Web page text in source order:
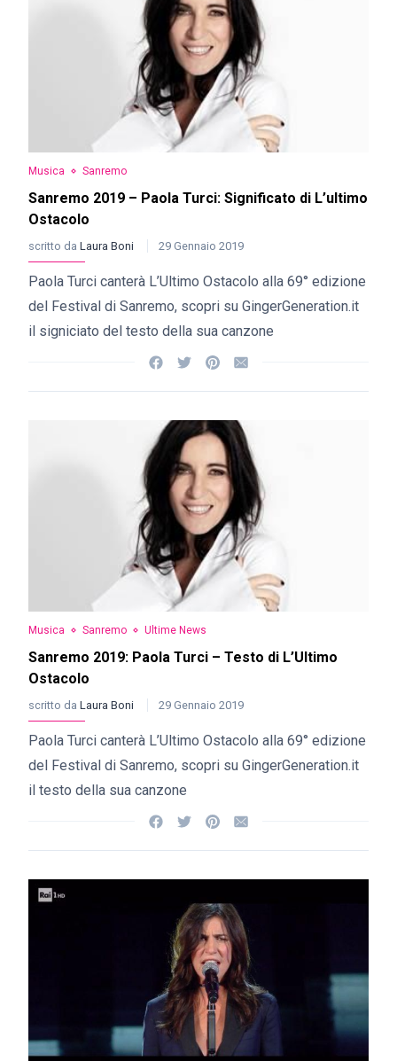
Musica Sanremo
Sanremo 2019 – Paola Turci: Significato di L’ultimo
Ostacolo
scritto da Laura Boni 29 Gennaio 2019
Paola Turci canterà L’Ultimo Ostacolo alla 69° edizione
del Festival di Sanremo, scopri su GingerGeneration.it
il signiciato del testo della sua canzone
Musica Sanremo Ultime News
Sanremo 2019: Paola Turci – Testo di L’Ultimo
Ostacolo
scritto da Laura Boni 29 Gennaio 2019
Paola Turci canterà L’Ultimo Ostacolo alla 69° edizione
del Festival di Sanremo, scopri su GingerGeneration.it
il testo della sua canzone